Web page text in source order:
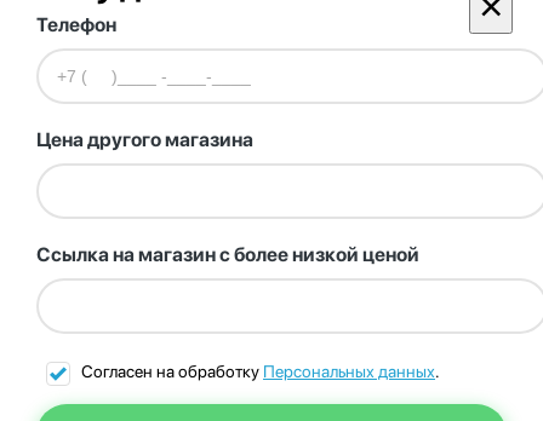
Телефон
Цена другого магазина
Ссылка на магазин с более низкой ценой
Согласен на обработку Персональных данных.